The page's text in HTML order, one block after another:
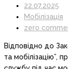
22.07.2025
Мобілізація
zero
Відповідно до
та мобілізацію”,